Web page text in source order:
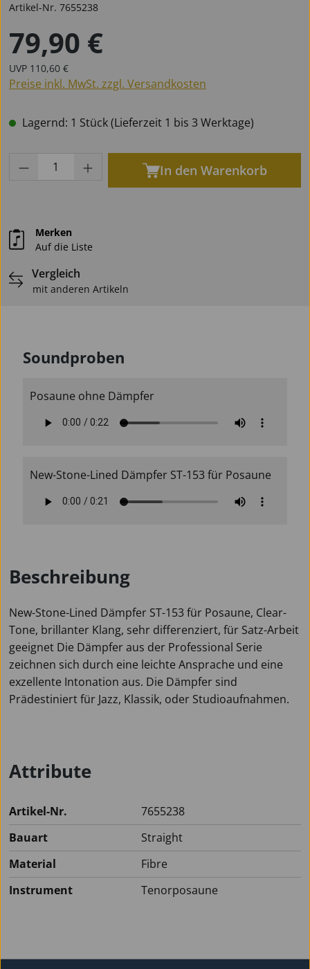
Artikel-Nr. 7655238
Regulärer Preis:
79,90 €
UVP Regulärer Preis:
110,60 €
Preise inkl. MwSt. zzgl. Versandkosten
Lagernd: 1 Stück (Lieferzeit 1 bis 3 Werktage)
Produkt Anzahl: Gib den gewünschten
In den Warenkorb
Merken
Auf die Liste
Vergleich
mit anderen Artikeln
Soundproben
Posaune ohne Dämpfer
New-Stone-Lined Dämpfer ST-153 für Posaune
Beschreibung
New-Stone-Lined Dämpfer ST-153 für Posaune, Clear-
Tone, brillanter Klang, sehr differenziert, für Satz-Arbeit
geeignet Die Dämpfer aus der Professional Serie
zeichnen sich durch eine leichte Ansprache und eine
exzellente Intonation aus. Die Dämpfer sind
Prädestiniert für Jazz, Klassik, oder Studioaufnahmen.
Attribute
Artikel-Nr.
7655238
Bauart
Straight
Material
Fibre
Instrument
Tenorposaune